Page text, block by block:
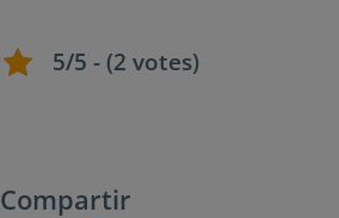
5/5 - (2 votes)
Compartir